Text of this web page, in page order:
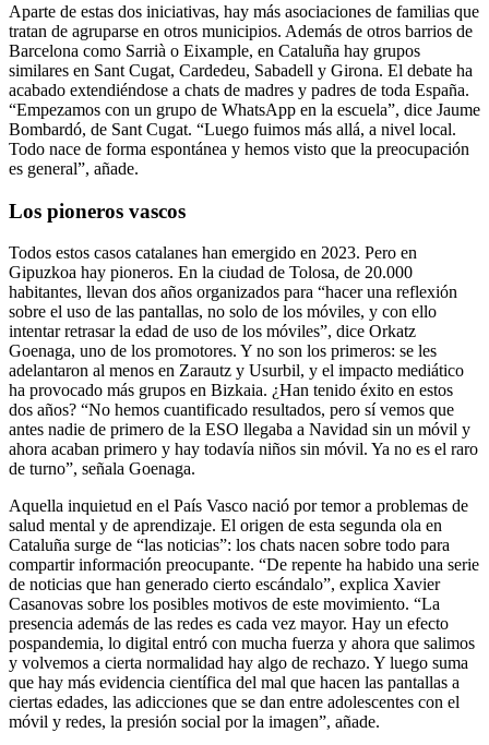
Aparte de estas dos iniciativas, hay más asociaciones de familias que
tratan de agruparse en otros municipios. Además de otros barrios de
Barcelona como Sarrià o Eixample, en Cataluña hay grupos
similares en Sant Cugat, Cardedeu, Sabadell y Girona. El debate ha
acabado extendiéndose a chats de madres y padres de toda España.
“Empezamos con un grupo de WhatsApp en la escuela”, dice Jaume
Bombardó, de Sant Cugat. “Luego fuimos más allá, a nivel local.
Todo nace de forma espontánea y hemos visto que la preocupación
es general”, añade.
Los pioneros vascos
Todos estos casos catalanes han emergido en 2023. Pero en
Gipuzkoa hay pioneros. En la ciudad de Tolosa, de 20.000
habitantes, llevan dos años organizados para “hacer una reflexión
sobre el uso de las pantallas, no solo de los móviles, y con ello
intentar retrasar la edad de uso de los móviles”, dice Orkatz
Goenaga, uno de los promotores. Y no son los primeros: se les
adelantaron al menos en Zarautz y Usurbil, y el impacto mediático
ha provocado más grupos en Bizkaia. ¿Han tenido éxito en estos
dos años? “No hemos cuantificado resultados, pero sí vemos que
antes nadie de primero de la ESO llegaba a Navidad sin un móvil y
ahora acaban primero y hay todavía niños sin móvil. Ya no es el raro
de turno”, señala Goenaga.
Aquella inquietud en el País Vasco nació por temor a problemas de
salud mental y de aprendizaje. El origen de esta segunda ola en
Cataluña surge de “las noticias”: los chats nacen sobre todo para
compartir información preocupante. “De repente ha habido una serie
de noticias que han generado cierto escándalo”, explica Xavier
Casanovas sobre los posibles motivos de este movimiento. “La
presencia además de las redes es cada vez mayor. Hay un efecto
pospandemia, lo digital entró con mucha fuerza y ahora que salimos
y volvemos a cierta normalidad hay algo de rechazo. Y luego suma
que hay más evidencia científica del mal que hacen las pantallas a
ciertas edades, las adicciones que se dan entre adolescentes con el
móvil y redes, la presión social por la imagen”, añade.